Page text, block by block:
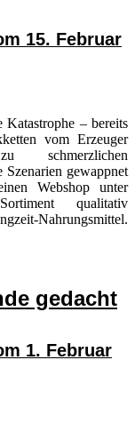
15. Februar
– bereits
vom Erzeuger
schmerzlichen
Szenarien gewappnet
Webshop unter
qualitativ
Nahrungsmittel.
gedacht
1. Februar